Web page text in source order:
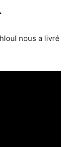
nous a livré